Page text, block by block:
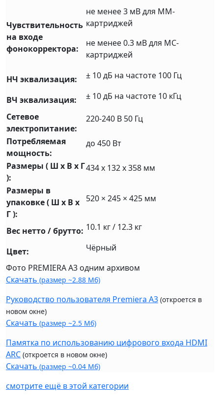
Чувствительность
на входе
фонокорректора:
не менее 3 мВ для ММ-
картриджей
не менее 0.3 мВ для МC-
картриджей
НЧ эквализация: ± 10 дБ на частоте 100 Гц
ВЧ эквализация:
± 10 дБ на частоте 10 кГц
Сетевое
электропитание:
220-240 В 50 Гц
Потребляемая
мощность:
до 450 Вт
Размеры ( Ш x В x Г
):
434 x 132 x 358 мм
Размеры в
упаковке ( Ш x В x
Г ):
520 × 245 × 425 мм
Вес нетто / брутто: 10.1 кг / 12.3 кг
Цвет:
Чёрный
Фото PREMIERA A3 одним архивом
Скачать (размер ~2.88 Мб)
Руководство пользователя Premiera A3 (откроется в
новом окне)
Скачать (размер ~2.5 Мб)
Памятка по использованию цифрового входа HDMI
ARC (откроется в новом окне)
Скачать (размер ~0.04 Мб)
смотрите ещё в этой категории